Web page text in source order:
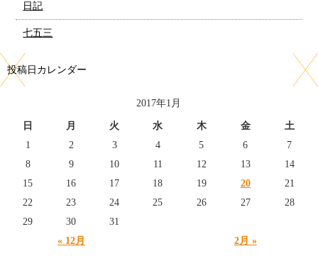
日記
七五三
投稿日カレンダー
2017年1月
日 月 火 水 木 金 土
« 12月 2月 »
1 2 3 4 5 6
7
8
9 10 11 12 13
14
15
16 17 18 19 20
21
22
23 24 25 26 27
28
29
30 31